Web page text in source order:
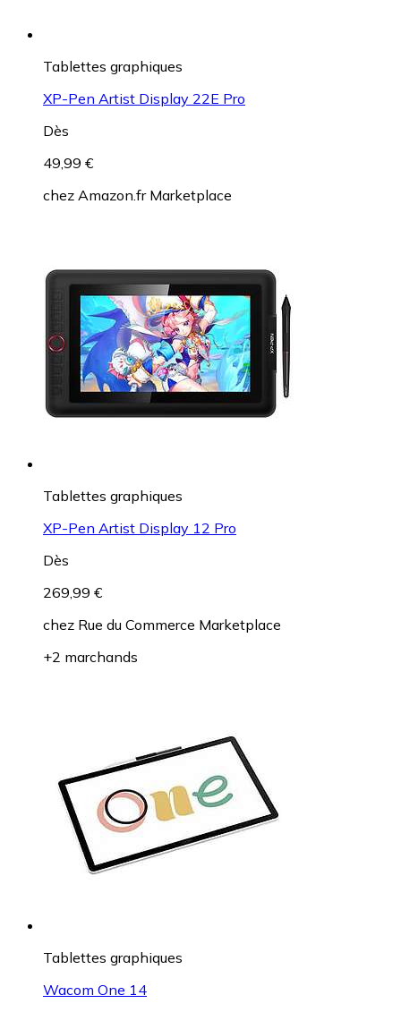
Tablettes graphiques
XP-Pen Artist Display 22E Pro
Dès
49,99 €
chez Amazon.fr Marketplace
Tablettes graphiques
XP-Pen Artist Display 12 Pro
Dès
269,99 €
chez Rue du Commerce Marketplace
+2 marchands
Tablettes graphiques
Wacom One 14